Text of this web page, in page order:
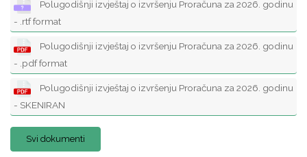
Polugodišnji izvještaj o izvršenju Proračuna za 2026. godinu
- .rtf format
Polugodišnji izvještaj o izvršenju Proračuna za 2026. godinu
- .pdf format
Polugodišnji izvještaj o izvršenju Proračuna za 2026. godinu
- SKENIRAN
Svi dokumenti